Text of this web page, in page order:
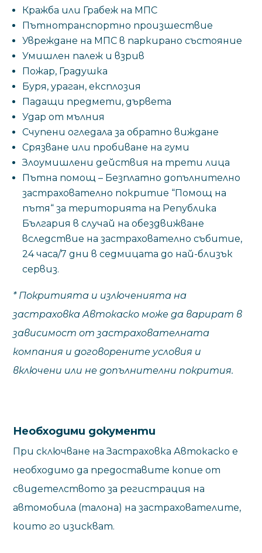
Кражба или Грабеж на МПС
Пътнотранспортно произшествие
Увреждане на МПС в паркирано състояние
Умишлен палеж и взрив
Пожар, Градушка
Буря, ураган, експлозия
Падащи предмети, дървета
Удар от мълния
Счупени огледала за обратно виждане
Срязване или пробиване на гуми
Злоумишлени действия на трети лица
Пътна помощ – Безплатно допълнително
застрахователно покритие “Помощ на
пътя“ за територията на Република
България в случай на обездвижване
вследствие на застрахователно събитие,
24 часа/7 дни в седмицата до най-близък
сервиз.
* Покритията и излюченията на
застраховка Автокаско може да варират в
зависимост от застрахователната
компания и договорените условия и
включени или не допълнителни покрития.
Необходими документи
При сключване на Застраховка Автокаско е
необходимо да предоставите копие от
свидетелството за регистрация на
автомобила (талона) на застрахователите,
които го изискват.